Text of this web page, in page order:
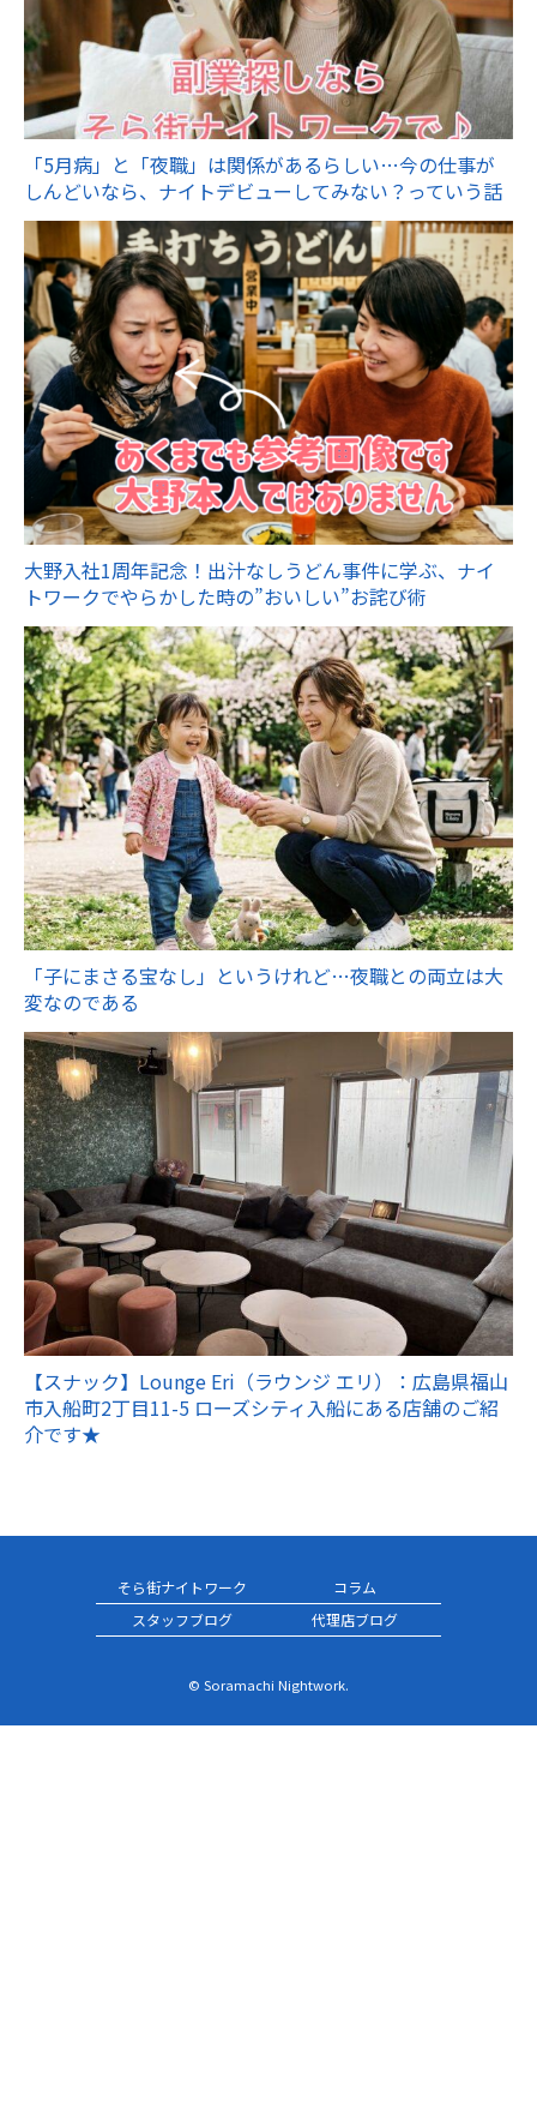
「5月病」と「夜職」は関係があるらしい…今の仕事が
しんどいなら、ナイトデビューしてみない？っていう話
大野入社1周年記念！出汁なしうどん事件に学ぶ、ナイ
トワークでやらかした時の”おいしい”お詫び術
「子にまさる宝なし」というけれど…夜職との両立は大
変なのである
【スナック】Lounge Eri（ラウンジ エリ）：広島県福山
市入船町2丁目11-5 ローズシティ入船にある店舗のご紹
介です★
そら街ナイトワーク
コラム
スタッフブログ
代理店ブログ
© Soramachi Nightwork.